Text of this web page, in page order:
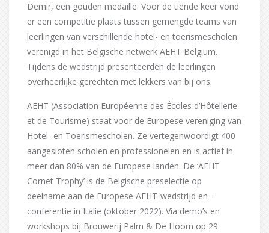
Demir, een gouden medaille. Voor de tiende keer vond
er een competitie plaats tussen gemengde teams van
leerlingen van verschillende hotel- en toerismescholen
verenigd in het Belgische netwerk AEHT Belgium.
Tijdens de wedstrijd presenteerden de leerlingen
overheerlijke gerechten met lekkers van bij ons.
AEHT (Association Européenne des Écoles d’Hôtellerie
et de Tourisme) staat voor de Europese vereniging van
Hotel- en Toerismescholen. Ze vertegenwoordigt 400
aangesloten scholen en professionelen en is actief in
meer dan 80% van de Europese landen. De ‘AEHT
Cornet Trophy’ is de Belgische preselectie op
deelname aan de Europese AEHT-wedstrijd en -
conferentie in Italië (oktober 2022). Via demo’s en
workshops bij Brouwerij Palm & De Hoorn op 29